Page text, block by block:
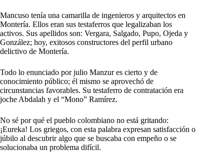
Mancuso tenía una camarilla de ingenieros y arquitectos en
Montería. Ellos eran sus testaferros que legalizaban los
activos. Sus apellidos son: Vergara, Salgado, Pupo, Ojeda y
González; hoy, exitosos constructores del perfil urbano
delictivo de Montería.
Todo lo enunciado por julio Manzur es cierto y de
conocimiento público; él mismo se aprovechó de
circunstancias favorables. Su testaferro de contratación era
joche Abdalah y el “Mono” Ramírez.
No sé por qué el pueblo colombiano no está gritando:
¡Eureka! Los griegos, con esta palabra expresan satisfacción o
júbilo al descubrir algo que se buscaba con empeño o se
solucionaba un problema difícil.